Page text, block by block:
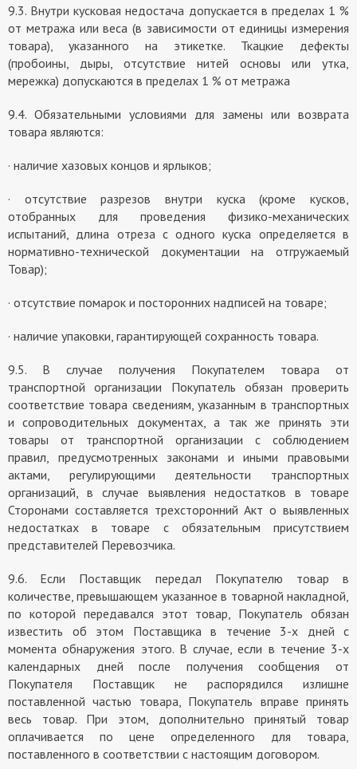
9.3. Внутри кусковая недостача допускается в пределах 1 %
от метража или веса (в зависимости от единицы измерения
товара), указанного на этикетке. Ткацкие дефекты
(пробоины, дыры, отсутствие нитей основы или утка,
мережка) допускаются в пределах 1 % от метража
9.4. Обязательными условиями для замены или возврата
товара являются:
· наличие хазовых концов и ярлыков;
· отсутствие разрезов внутри куска (кроме кусков,
отобранных для проведения физико-механических
испытаний, длина отреза с одного куска определяется в
нормативно-технической документации на отгружаемый
Товар);
· отсутствие помарок и посторонних надписей на товаре;
· наличие упаковки, гарантирующей сохранность товара.
9.5. В случае получения Покупателем товара от
транспортной организации Покупатель обязан проверить
соответствие товара сведениям, указанным в транспортных
и сопроводительных документах, а так же принять эти
товары от транспортной организации с соблюдением
правил, предусмотренных законами и иными правовыми
актами, регулирующими деятельности транспортных
организаций, в случае выявления недостатков в товаре
Сторонами составляется трехсторонний Акт о выявленных
недостатках в товаре с обязательным присутствием
представителей Перевозчика.
9.6. Если Поставщик передал Покупателю товар в
количестве, превышающем указанное в товарной накладной,
по которой передавался этот товар, Покупатель обязан
известить об этом Поставщика в течение 3-х дней с
момента обнаружения этого. В случае, если в течение 3-х
календарных дней после получения сообщения от
Покупателя Поставщик не распорядился излишне
поставленной частью товара, Покупатель вправе принять
весь товар. При этом, дополнительно принятый товар
оплачивается по цене определенного для товара,
поставленного в соответствии с настоящим договором.